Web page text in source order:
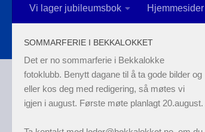
Vi lager jubileumsbok Hjemmesider
SOMMARFERIE I BEKKALOKKET
Det er no sommarferie i Bekkalokke
fotoklubb. Benytt dagane til å ta gode bilder og
eller kos deg med redigering, så møtes vi
igjen i august. Første møte planlagt 20.august.